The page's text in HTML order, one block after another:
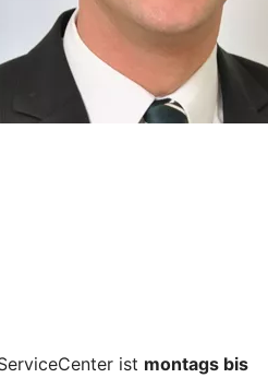
ist montags bis